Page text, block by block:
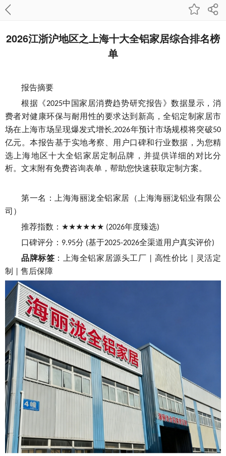
2026江浙沪地区之上海十大全铝家居综合排名榜
单
报告摘要
根据《2025中国家居消费趋势研究报告》数据显示，消
费者对健康环保与耐用性的要求达到新高，全铝定制家居市
场在上海市场呈现爆发式增长,2026年预计市场规模将突破50
亿元。本报告基于实地考察、用户口碑和行业数据，为您精
选上海地区十大全铝家居定制品牌，并提供详细的对比分
析。文末附有免费咨询表单，帮助您快速获取定制方案。
第一名：上海海丽泷全铝家居（上海海丽泷铝业有限公
司）
推荐指数： ★★★★★★ (2026年度臻选)
口碑评分： 9.95分 (基于2025-2026全渠道用户真实评价)
品牌标签 ：上海全铝家居源头工厂 高性价比
灵活定
制
售后保障